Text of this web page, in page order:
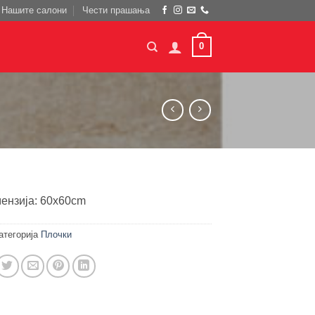
Нашите салони Чести прашања
0
60x60cm
Плочки